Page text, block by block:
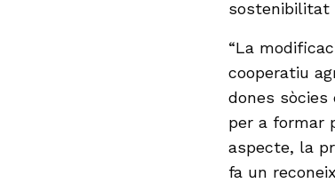
sostenibilitat
“La
cooperatiu
dones
per a formar
aspecte, la
fa un